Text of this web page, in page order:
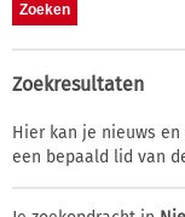
Zoekresultaten
Hier kan je nieuws
een bepaald lid van